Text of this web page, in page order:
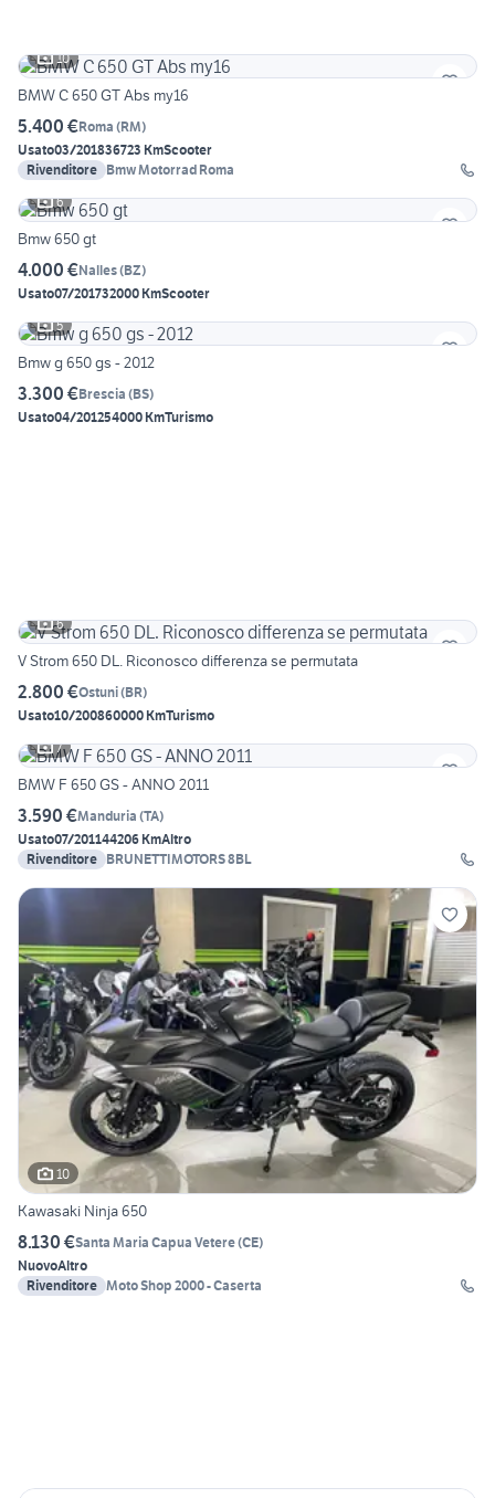
10
BMW C 650 GT Abs my16
5.400 €Roma (RM)
Usato03/201836723 KmScooter
Rivenditore Bmw Motorrad Roma
6
Bmw 650 gt
4.000 €Nalles(BZ)
Usato07/201732000 KmScooter
5
Bmw g 650 gs - 2012
3.300 €Brescia (BS)
Usato04/201254000 KmTurismo
6
V Strom 650 DL. Riconosco differenza se permutata
2.800 €Ostuni(BR)
Usato10/200860000 KmTurismo
7
BMW F 650 GS - ANNO 2011
3.590 €Manduria (TA)
Usato07/201144206 KmAltro
Rivenditore BRUNETTIMOTORS 8BL
10
Kawasaki Ninja 650
8.130 €Santa Maria Capua Vetere(CE)
NuovoAltro
Rivenditore Moto Shop 2000 - Caserta